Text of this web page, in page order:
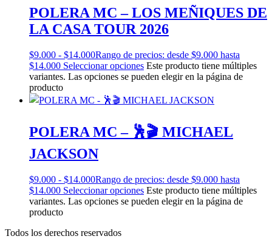
POLERA MC – LOS MEÑIQUES DE
LA CASA TOUR 2026
$9.000 - $14.000Rango de precios: desde $9.000 hasta
$14.000 Seleccionar opciones Este producto tiene múltiples
variantes. Las opciones se pueden elegir en la página de
producto
POLERA MC – 🕺🎬 MICHAEL
JACKSON
$9.000 - $14.000Rango de precios: desde $9.000 hasta
$14.000 Seleccionar opciones Este producto tiene múltiples
variantes. Las opciones se pueden elegir en la página de
producto
Todos los derechos reservados